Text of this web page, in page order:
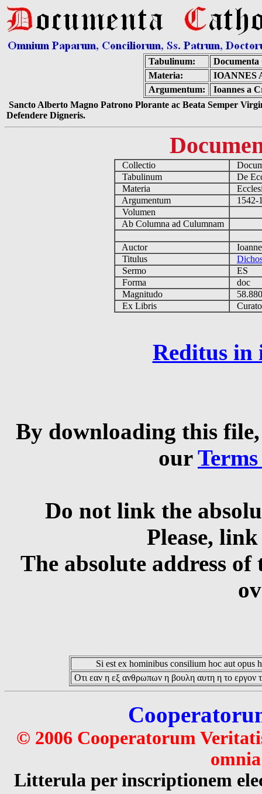
Tabulinum:
Materia:
IOANNES
Argumentum:
Ioannes a
Sancto Alberto Magno Patrono Plorante ac Beata Semper
Defendere Digneris.
Collectio
Tabulinum
De
Materia
Argumentum
1542-
Volumen
Ab Columna ad Culumnam
Auctor
Titulus
Sermo
ES
Forma
doc
Magnitudo
Ex Libris
Reditus in
By downloading this
our
Do not link the
Please,
The absolute address
Si est ex hominibus consilium hoc aut opus
Οτι εαν η εξ ανθρωπων η βουλη αυτη η το εργον
© 2006 Cooperatorum
Litterula per inscriptionem